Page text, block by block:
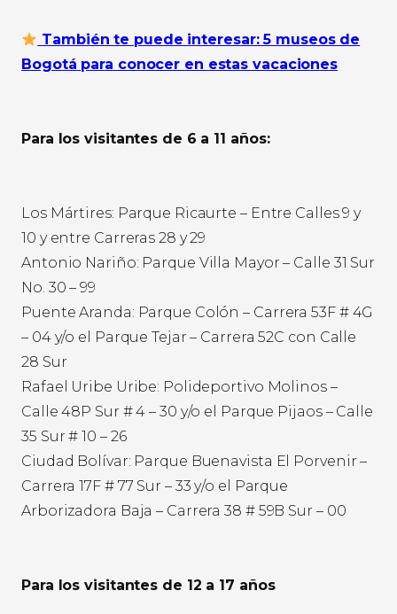
​ También te puede interesar: 5 museos de
Bogotá para conocer en estas vacaciones
Para los visitantes de 6 a 11 años:
Los Mártires: Parque Ricaurte – Entre Calles 9 y
10 y entre Carreras 28 y 29
Antonio Nariño: Parque Villa Mayor – Calle 31 Sur
No. 30 – 99
Puente Aranda: Parque Colón – Carrera 53F # 4G
– 04 y/o el Parque Tejar – Carrera 52C con Calle
28 Sur
Rafael Uribe Uribe: Polideportivo Molinos –
Calle 48P Sur # 4 – 30 y/o el Parque Pijaos – Calle
35 Sur # 10 – 26
Ciudad Bolívar: Parque Buenavista El Porvenir –
Carrera 17F # 77 Sur – 33 y/o el Parque
Arborizadora Baja – Carrera 38 # 59B Sur – 00
Para los visitantes de 12 a 17 años